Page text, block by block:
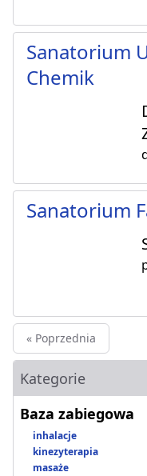
Sanatorium
Chemik
Sanatorium
« Poprzednia
Kategorie
Baza zabiegowa
inhalacje
kinezyterapia
masaże